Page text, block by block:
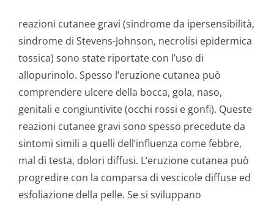
reazioni cutanee gravi (sindrome da ipersensibilità,
sindrome di Stevens-Johnson, necrolisi epidermica
tossica) sono state riportate con l’uso di
allopurinolo. Spesso l’eruzione cutanea può
comprendere ulcere della bocca, gola, naso,
genitali e congiuntivite (occhi rossi e gonfi). Queste
reazioni cutanee gravi sono spesso precedute da
sintomi simili a quelli dell’influenza come febbre,
mal di testa, dolori diffusi. L’eruzione cutanea può
progredire con la comparsa di vescicole diffuse ed
esfoliazione della pelle. Se si sviluppano